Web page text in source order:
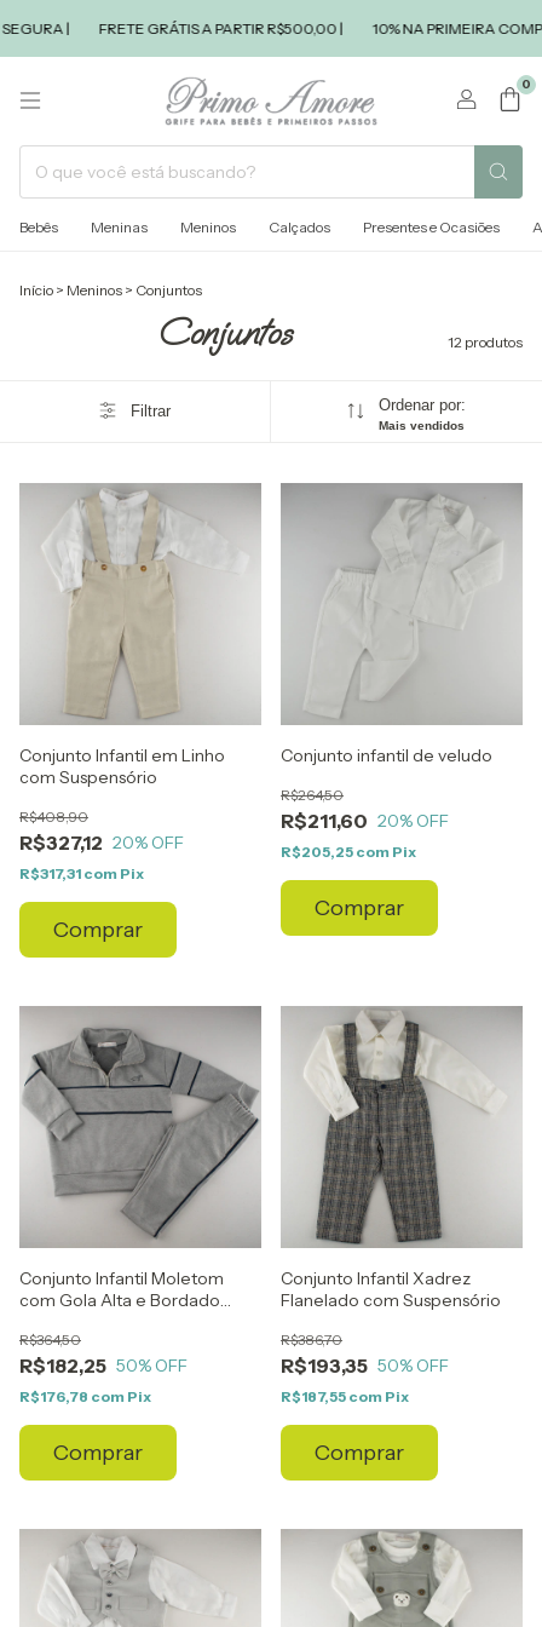
| FRETE GRÁTIS A PARTIR R$500,00 | 10% NA PRIMEIRA COMPRA |
0
Bebês Meninas Meninos Calçados Presentes e Ocasiões
Início > Meninos > Conjuntos
Conjuntos 12 produtos
Filtrar Ordenar por:
Mais vendidos
Conjunto Infantil em Linho
com Suspensório
R$327,12
R$408,90
20% OFF
R$317,31 com Pix
Comprar
Conjunto infantil de veludo
R$211,60
R$264,50
20% OFF
R$205,25 com Pix
Comprar
Conjunto Infantil Moletom
com Gola Alta e Bordado
R$182,25
R$364,50
50% OFF
R$176,78 com Pix
Comprar
Conjunto Infantil Xadrez
Flanelado com Suspensório
R$193,35
R$386,70
50% OFF
R$187,55 com Pix
Comprar